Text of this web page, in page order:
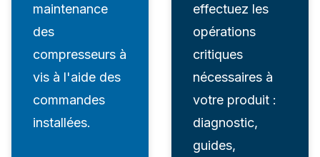
maintenance
des
compresseurs à
vis à l'aide des
commandes
installées.
effectuez les
opérations
critiques
nécessaires à
votre produit :
diagnostic,
guides,